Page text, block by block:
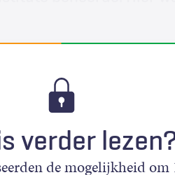
verder
de mogelijkheid